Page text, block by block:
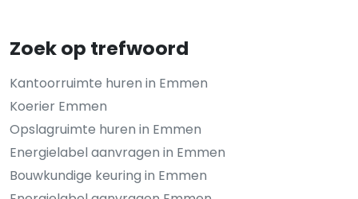
Zoek op trefwoord
Kantoorruimte huren in Emmen
Koerier Emmen
Opslagruimte huren in Emmen
Energielabel aanvragen in Emmen
Bouwkundige keuring in Emmen